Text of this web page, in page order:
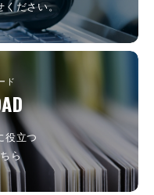
ド
役立つ
ら
ください。